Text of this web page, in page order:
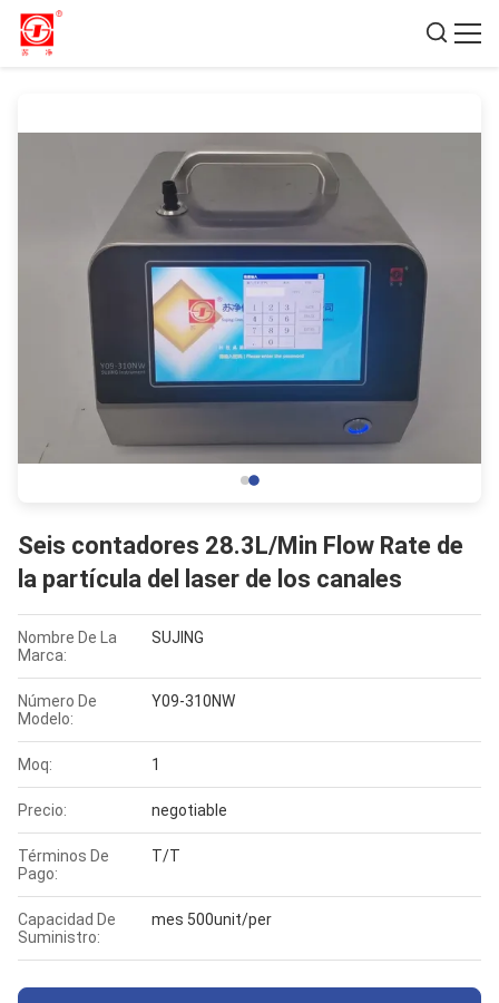
Seis contadores 28.3L/Min Flow Rate de
la partícula del laser de los canales
Nombre De La
Marca:
SUJING
Número De
Modelo:
Y09-310NW
Moq: 1
Precio: negotiable
Términos De
Pago:
T/T
Capacidad De
Suministro:
mes 500unit/per